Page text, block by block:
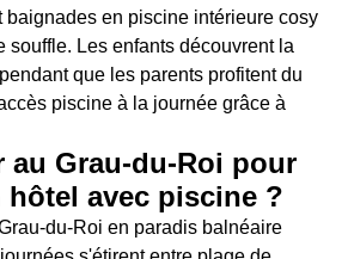
baignades en piscine intérieure cosy
souffle. Les enfants découvrent la
que les parents profitent du
piscine à la journée grâce à
au Grau-du-Roi pour
avec piscine ?
du-Roi en paradis balnéaire